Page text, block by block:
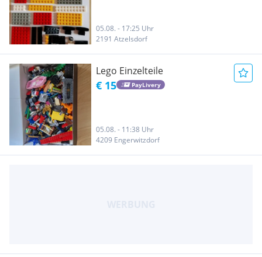
05.08. - 17:25 Uhr
2191 Atzelsdorf
Lego Einzelteile
€ 15 PayLivery
05.08. - 11:38 Uhr
4209 Engerwitzdorf